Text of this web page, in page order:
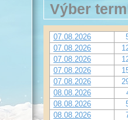
Výber
07.08.2026
07.08.2026
07.08.2026
07.08.2026
07.08.2026
08.08.2026
08.08.2026
08.08.2026